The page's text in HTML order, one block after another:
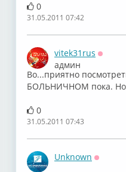
0
31.05.2011 07:42
vitek31rus
админ
Во...приятно
БОЛЬНИЧНОМ пока.
0
31.05.2011 07:43
Unknown